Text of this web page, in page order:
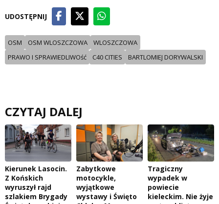
UDOSTĘPNIJ
OSM OSM WLOSZCZOWA
WLOSZCZOWA
PRAWO I SPRAWIEDLIWOść
C40 CITIES BARTLOMIEJ DORYWALSKI
CZYTAJ DALEJ
Kierunek Lasocin.
Z Końskich
wyruszył rajd
szlakiem Brygady
Zabytkowe
motocykle,
wyjątkowe
wystawy i Święto
Tragiczny
wypadek w
powiecie
kieleckim. Nie żyje